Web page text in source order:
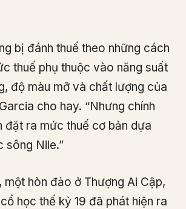
bị đánh thuế theo những cách
thuế phụ thuộc vào năng suất
độ màu mỡ và chất lượng của
cho hay. “Nhưng chính
đặt ra mức thuế cơ bản dựa
sông Nile.”
một hòn đảo ở Thượng Ai Cập,
học thế kỷ 19 đã phát hiện ra